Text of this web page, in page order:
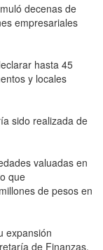
decenas de
empresariales
hasta 45
y locales
sido realizada de
valuadas en
que
de pesos en
expansión
de Finanzas.